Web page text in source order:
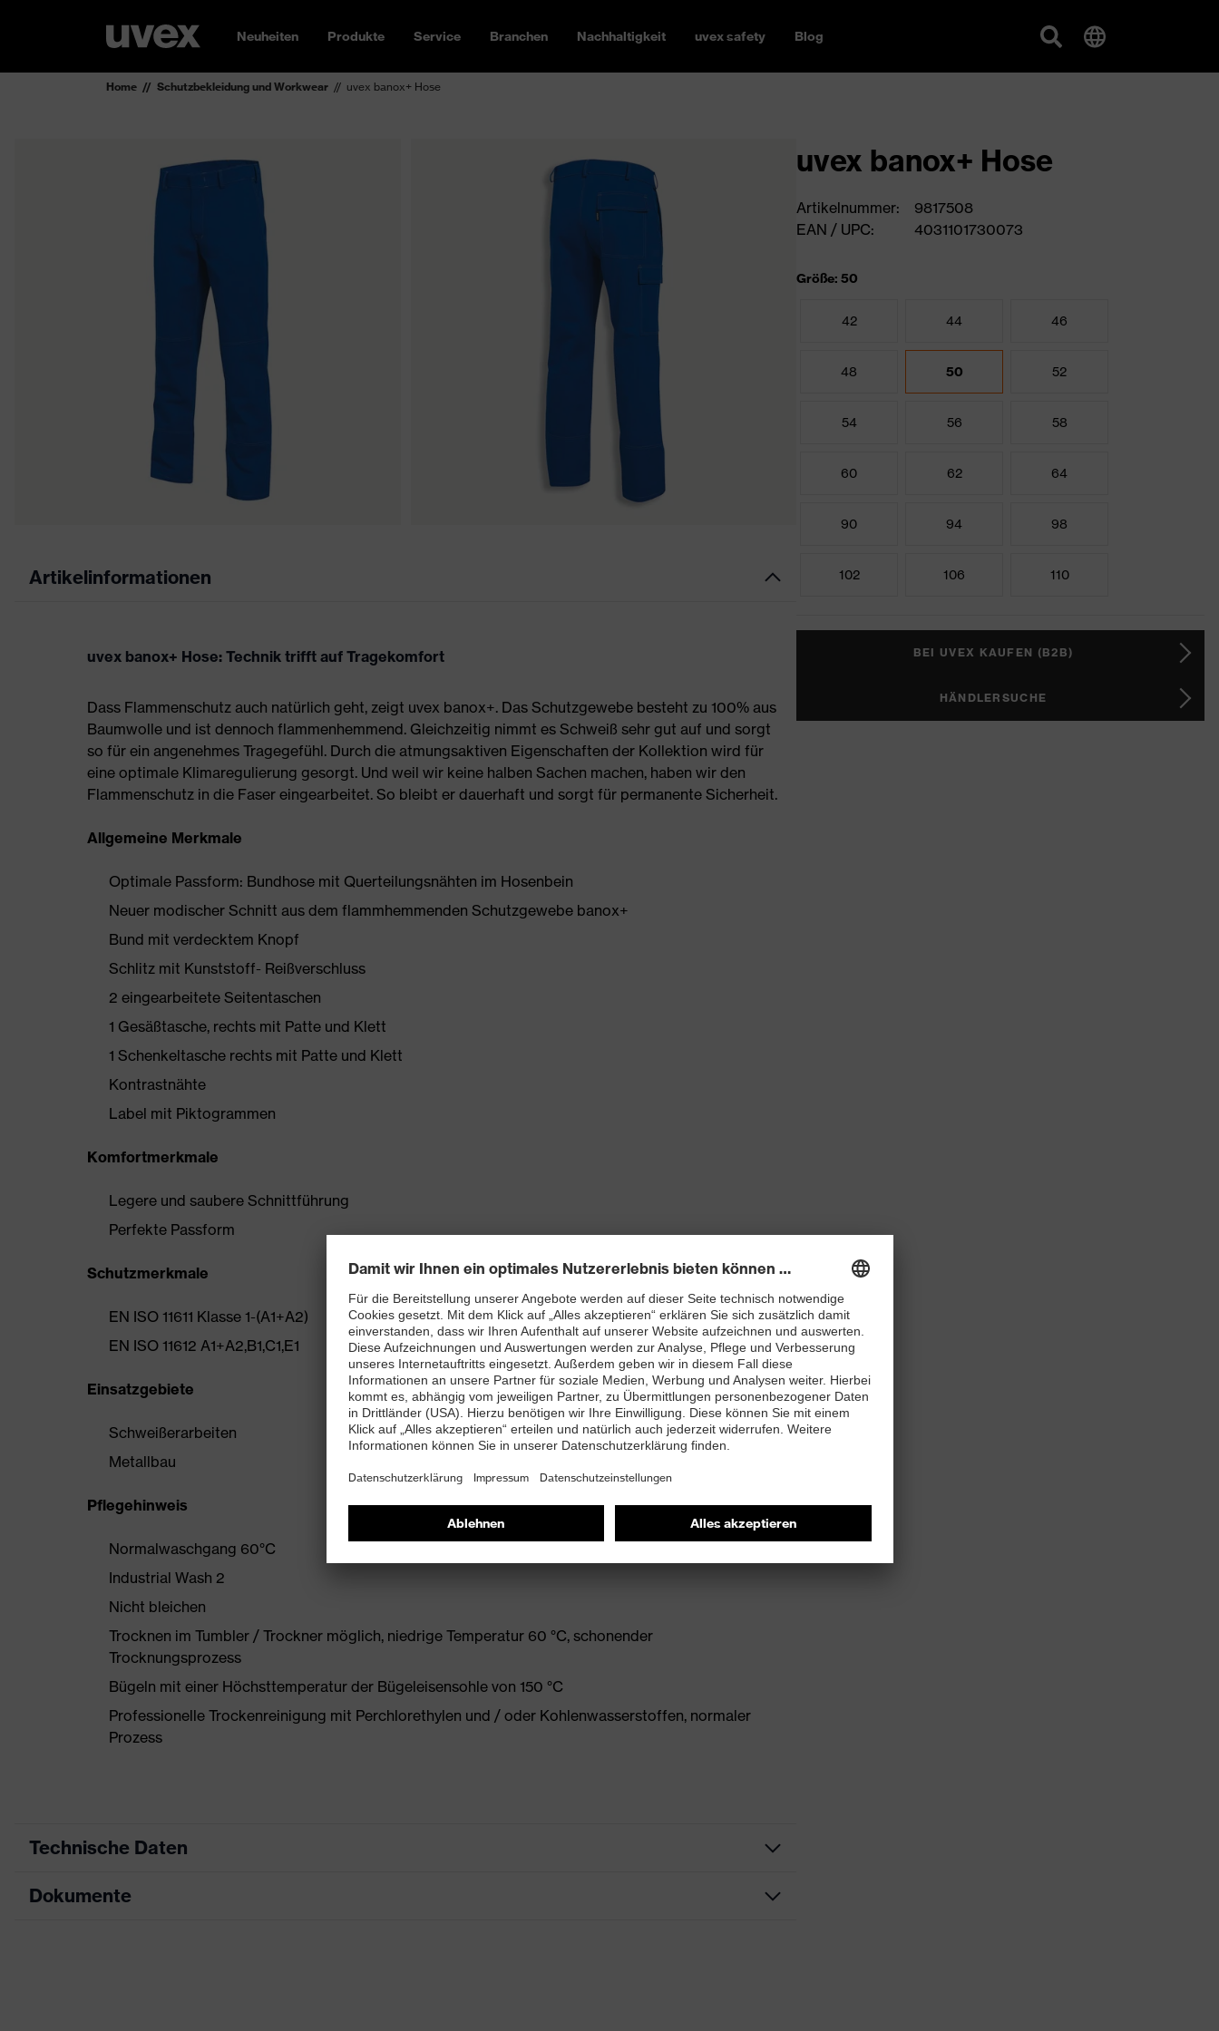
Neuheiten Produkte Service Branchen Nachhaltigkeit uvex safety Blog
Home Schutzbekleidung und Workwear uvex banox+ Hose
Artikelinformationen
uvex banox+ Hose: Technik trifft auf Tragekomfort
Dass Flammenschutz auch natürlich geht, zeigt uvex banox+. Das Schutzgewebe besteht zu 100% aus
Baumwolle und ist dennoch flammenhemmend. Gleichzeitig nimmt es Schweiß sehr gut auf und sorgt
so für ein angenehmes Tragegefühl. Durch die atmungsaktiven Eigenschaften der Kollektion wird für
eine optimale Klimaregulierung gesorgt. Und weil wir keine halben Sachen machen, haben wir den
Flammenschutz in die Faser eingearbeitet. So bleibt er dauerhaft und sorgt für permanente Sicherheit.
Allgemeine Merkmale
Optimale Passform: Bundhose mit Querteilungsnähten im Hosenbein
Neuer modischer Schnitt aus dem flammhemmenden Schutzgewebe banox+
Bund mit verdecktem Knopf
Schlitz mit Kunststoff- Reißverschluss
2 eingearbeitete Seitentaschen
1 Gesäßtasche, rechts mit Patte und Klett
1 Schenkeltasche rechts mit Patte und Klett
Kontrastnähte
Label mit Piktogrammen
Komfortmerkmale
Legere und saubere Schnittführung
Perfekte Passform
Schutzmerkmale
EN ISO 11611 Klasse 1-(A1+A2)
EN ISO 11612 A1+A2,B1,C1,E1
Einsatzgebiete
Schweißerarbeiten
Metallbau
Pflegehinweis
Normalwaschgang 60°C
Industrial Wash 2
Nicht bleichen
Trocknen im Tumbler / Trockner möglich, niedrige Temperatur 60 °C, schonender
Trocknungsprozess
Bügeln mit einer Höchsttemperatur der Bügeleisensohle von 150 °C
Professionelle Trockenreinigung mit Perchlorethylen und / oder Kohlenwasserstoffen, normaler
Prozess
Technische Daten
Produktart
Dokumente
uvex banox+ Hose
Artikelnummer:
9817508
EAN / UPC:
4031101730073
Größe: 50
42 44 46
48 50 52
54 56 58
60 62 64
90 94 98
102 106 110
BEI UVEX KAUFEN (B2B)
HÄNDLERSUCHE